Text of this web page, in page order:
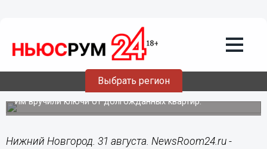
Выбрать регион
Дольщики ЖК «Университетский»
празднуют новоселье в Нижнем
Им вручили ключи от долгожданных квартир.
Нижний Новгород. 31 августа. NewsRoom24.ru -